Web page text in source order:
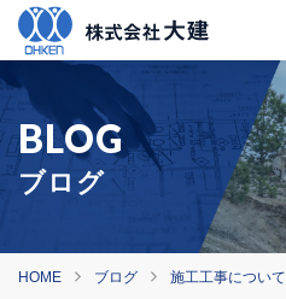
ブログ
HOME ブログ 施工工事について